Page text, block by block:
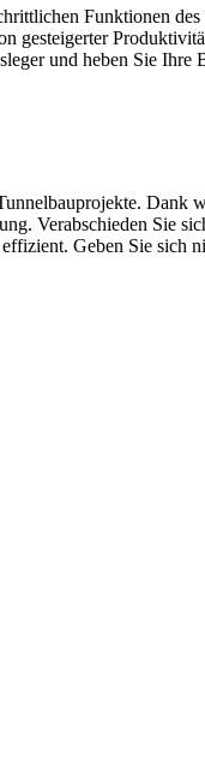
Funktionen
gesteigerter
und heben Sie Ihre
Dank
Verabschieden Sie
Geben Sie sich